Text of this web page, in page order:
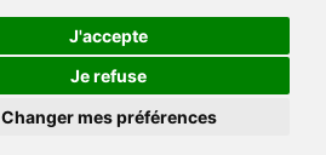
J'accepte
Je refuse
Changer mes préférences